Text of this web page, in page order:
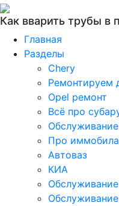
Как вварить трубы в
Главная
Разделы
Chery
Ремонтируем
Opel ремонт
Всё про
Обслуживание
Про
Автоваз
КИА